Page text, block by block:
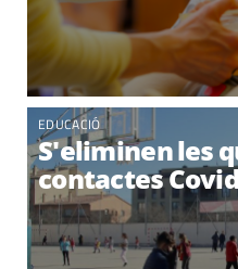
EDUCACIÓ
S'eliminen les
contactes